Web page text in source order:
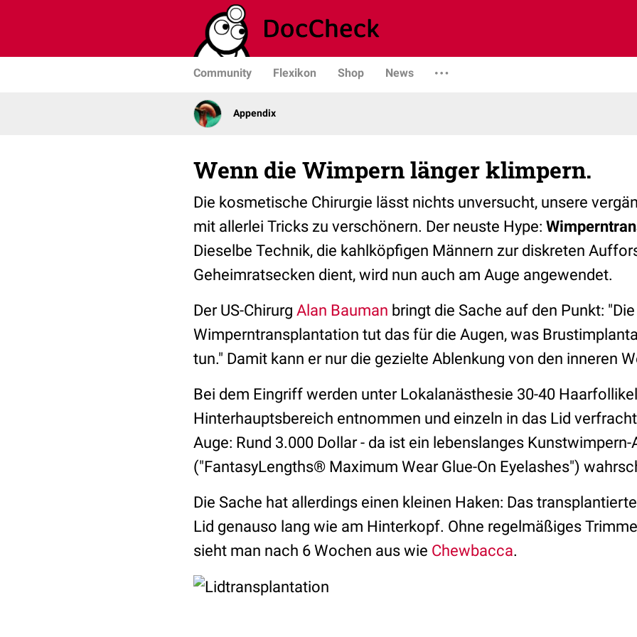
Community Flexikon Shop News
Appendix
Wenn die Wimpern länger klimpern.
Die kosmetische Chirurgie lässt nichts unversucht, unsere
mit allerlei Tricks zu verschönern. Der neuste Hype:
Dieselbe Technik, die kahlköpfigen Männern zur diskreten
Geheimratsecken dient, wird nun auch am Auge angewendet.
Der US-Chirurg Alan Bauman bringt die Sache auf den Punkt: "Die
Wimperntransplantation tut das für die Augen, was
tun." Damit kann er nur die gezielte Ablenkung von den inneren
Bei dem Eingriff werden unter Lokalanästhesie 30-40
Hinterhauptsbereich entnommen und einzeln in das Lid
Auge: Rund 3.000 Dollar - da ist ein lebenslanges
("FantasyLengths® Maximum Wear Glue-On Eyelashes")
Die Sache hat allerdings einen kleinen Haken: Das
Lid genauso lang wie am Hinterkopf. Ohne regelmäßiges
sieht man nach 6 Wochen aus wie Chewbacca.